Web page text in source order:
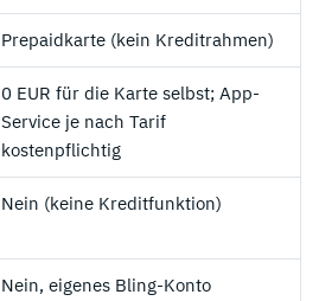
Prepaidkarte (kein Kreditrahmen)
0 EUR für die Karte selbst; App-
Service je nach Tarif
kostenpflichtig
Nein (keine Kreditfunktion)
Nein, eigenes Bling-Konto